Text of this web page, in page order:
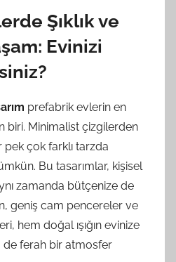
Şıklık ve
Evinizi
prefabrik evlerin en
biri. Minimalist çizgilerden
çok farklı tarzda
Bu tasarımlar, kişisel
zamanda bütçenize de
geniş cam pencereler ve
hem doğal ışığın evinize
de ferah bir atmosfer